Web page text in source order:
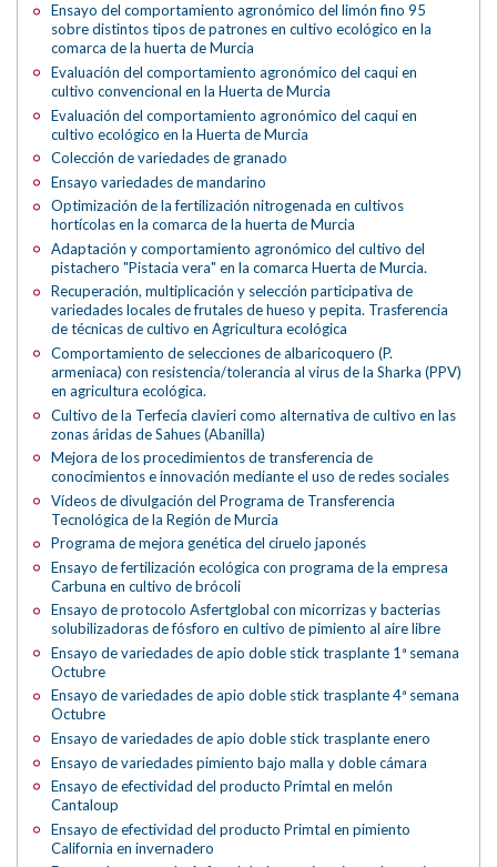
Ensayo del comportamiento agronómico del limón fino 95
sobre distintos tipos de patrones en cultivo ecológico en la
comarca de la huerta de Murcia
Evaluación del comportamiento agronómico del caqui en
cultivo convencional en la Huerta de Murcia
Evaluación del comportamiento agronómico del caqui en
cultivo ecológico en la Huerta de Murcia
Colección de variedades de granado
Ensayo variedades de mandarino
Optimización de la fertilización nitrogenada en cultivos
hortícolas en la comarca de la huerta de Murcia
Adaptación y comportamiento agronómico del cultivo del
pistachero "Pistacia vera" en la comarca Huerta de Murcia.
Recuperación, multiplicación y selección participativa de
variedades locales de frutales de hueso y pepita. Trasferencia
de técnicas de cultivo en Agricultura ecológica
Comportamiento de selecciones de albaricoquero (P.
armeniaca) con resistencia/tolerancia al virus de la Sharka (PPV)
en agricultura ecológica.
Cultivo de la Terfecia clavieri como alternativa de cultivo en las
zonas áridas de Sahues (Abanilla)
Mejora de los procedimientos de transferencia de
conocimientos e innovación mediante el uso de redes sociales
Vídeos de divulgación del Programa de Transferencia
Tecnológica de la Región de Murcia
Programa de mejora genética del ciruelo japonés
Ensayo de fertilización ecológica con programa de la empresa
Carbuna en cultivo de brócoli
Ensayo de protocolo Asfertglobal con micorrizas y bacterias
solubilizadoras de fósforo en cultivo de pimiento al aire libre
Ensayo de variedades de apio doble stick trasplante 1ª semana
Octubre
Ensayo de variedades de apio doble stick trasplante 4ª semana
Octubre
Ensayo de variedades de apio doble stick trasplante enero
Ensayo de variedades pimiento bajo malla y doble cámara
Ensayo de efectividad del producto Primtal en melón
Cantaloup
Ensayo de efectividad del producto Primtal en pimiento
California en invernadero